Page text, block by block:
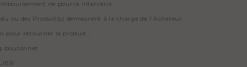
ne pourra intervenir.
ou des Produit(s) demeurent à la charge de l’Acheteur.
pour retourner le produit :
boutonnet